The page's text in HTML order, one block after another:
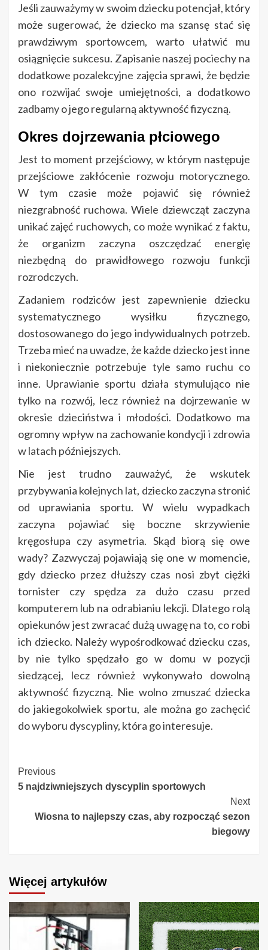
Jeśli zauważymy w swoim dziecku potencjał, który
może sugerować, że dziecko ma szansę stać się
prawdziwym sportowcem, warto ułatwić mu
osiągnięcie sukcesu. Zapisanie naszej pociechy na
dodatkowe pozalekcyjne zajęcia sprawi, że będzie
ono rozwijać swoje umiejętności, a dodatkowo
zadbamy o jego regularną aktywność fizyczną.
Okres dojrzewania płciowego
Jest to moment przejściowy, w którym następuje
przejściowe zakłócenie rozwoju motorycznego.
W tym czasie może pojawić się również
niezgrabność ruchowa. Wiele dziewcząt zaczyna
unikać zajęć ruchowych, co może wynikać z faktu,
że organizm zaczyna oszczędzać energię
niezbędną do prawidłowego rozwoju funkcji
rozrodczych.
Zadaniem rodziców jest zapewnienie dziecku
systematycznego wysiłku fizycznego,
dostosowanego do jego indywidualnych potrzeb.
Trzeba mieć na uwadze, że każde dziecko jest inne
i niekoniecznie potrzebuje tyle samo ruchu co
inne. Uprawianie sportu działa stymulująco nie
tylko na rozwój, lecz również na dojrzewanie w
okresie dzieciństwa i młodości. Dodatkowo ma
ogromny wpływ na zachowanie kondycji i zdrowia
w latach późniejszych.
Nie jest trudno zauważyć, że wskutek
przybywania kolejnych lat, dziecko zaczyna stronić
od uprawiania sportu. W wielu wypadkach
zaczyna pojawiać się boczne skrzywienie
kręgosłupa czy asymetria. Skąd biorą się owe
wady? Zazwyczaj pojawiają się one w momencie,
gdy dziecko przez dłuższy czas nosi zbyt ciężki
tornister czy spędza za dużo czasu przed
komputerem lub na odrabianiu lekcji. Dlatego rolą
opiekunów jest zwracać dużą uwagę na to, co robi
ich dziecko. Należy wypośrodkować dziecku czas,
by nie tylko spędzało go w domu w pozycji
siedzącej, lecz również wykonywało dowolną
aktywność fizyczną. Nie wolno zmuszać dziecka
do jakiegokolwiek sportu, ale można go zachęcić
do wyboru dyscypliny, która go interesuje.
Continue
Reading
Previous
5 najdziwniejszych dyscyplin sportowych
Next
Wiosna to najlepszy czas, aby rozpocząć sezon
biegowy
Więcej artykułów